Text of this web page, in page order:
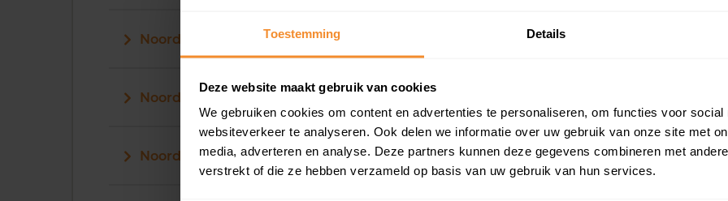
Toestemming Details
Deze website maakt gebruik van cookies
We gebruiken cookies om content en advertenties te personaliseren, om functies voor social
websiteverkeer te analyseren. Ook delen we informatie over uw gebruik van onze site met
media, adverteren en analyse. Deze partners kunnen deze gegevens combineren met
verstrekt of die ze hebben verzameld op basis van uw gebruik van hun services.
Noordereinde 201
Noordereinde 203
Noordereinde 205
Noordereinde 24
Noordereinde 243